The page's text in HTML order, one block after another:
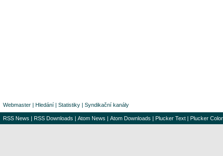
Webmaster | Hledání | Statistiky | Syndikační kanály
RSS News | RSS Downloads | Atom News | Atom Downloads | Plucker Text | Plucker Color